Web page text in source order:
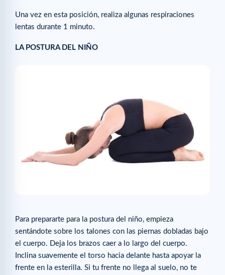
Una vez en esta posición, realiza algunas respiraciones
lentas durante 1 minuto.
LA POSTURA DEL NIÑO
Para prepararte para la postura del niño, empieza
sentándote sobre los talones con las piernas dobladas bajo
el cuerpo. Deja los brazos caer a lo largo del cuerpo.
Inclina suavemente el torso hacia delante hasta apoyar la
frente en la esterilla. Si tu frente no llega al suelo, no te